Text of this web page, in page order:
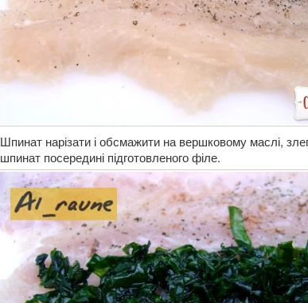
Шпинат нарізати і обсмажити на вершковому маслі,
шпинат посередині підготовленого філе.